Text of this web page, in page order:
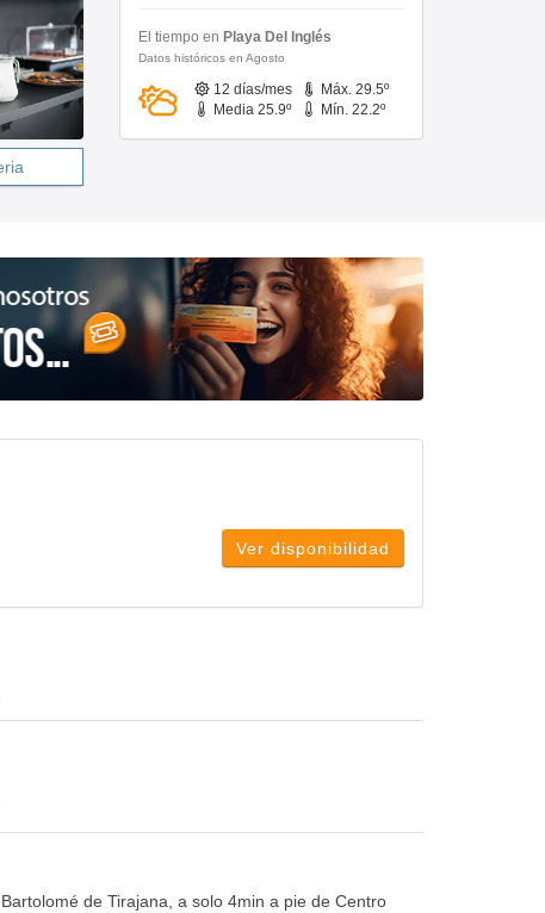
El tiempo en Playa Del Inglés
Datos históricos en Agosto
12 días/mes
Máx. 29.5º
Media 25.9º
Mín. 22.2º
Ver disponibilidad
de Tirajana, a solo 4min a pie de Centro